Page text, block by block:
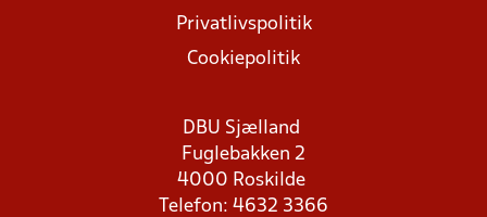
Privatlivspolitik
Cookiepolitik
DBU Sjælland
Fuglebakken 2
4000 Roskilde
Telefon: 4632 3366